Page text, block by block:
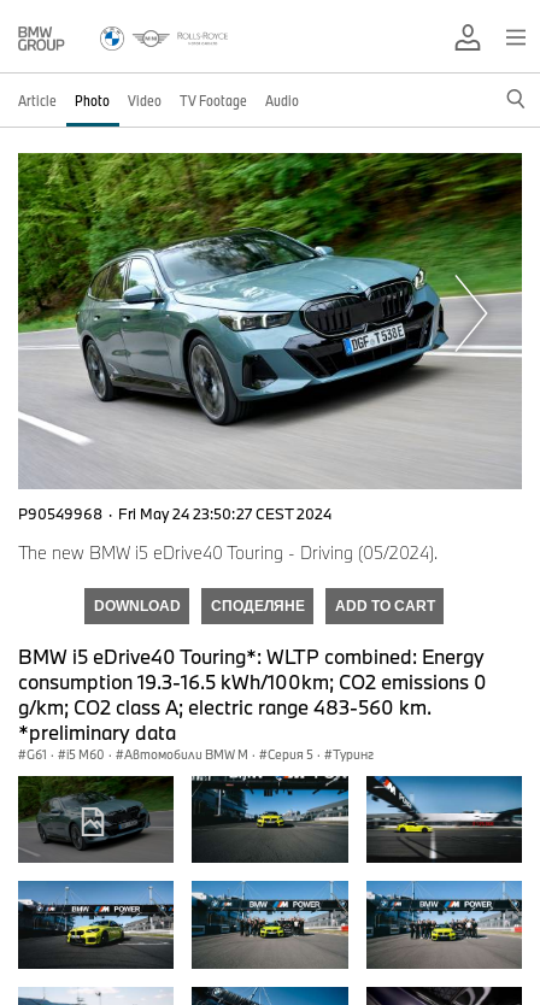
Article Photo Video TV Footage Audio
P90549968 · Fri May 24 23:50:27 CEST 2024
The new BMW i5 eDrive40 Touring - Driving (05/2024).
DOWNLOAD СПОДЕЛЯНЕ ADD TO CART
BMW i5 eDrive40 Touring*: WLTP combined: Energy
consumption 19.3-16.5 kWh/100km; CO2 emissions 0
g/km; CO2 class A; electric range 483-560 km.
*preliminary data
G61 · i5 M60 · Автомобили BMW M · Серия 5 · Туринг